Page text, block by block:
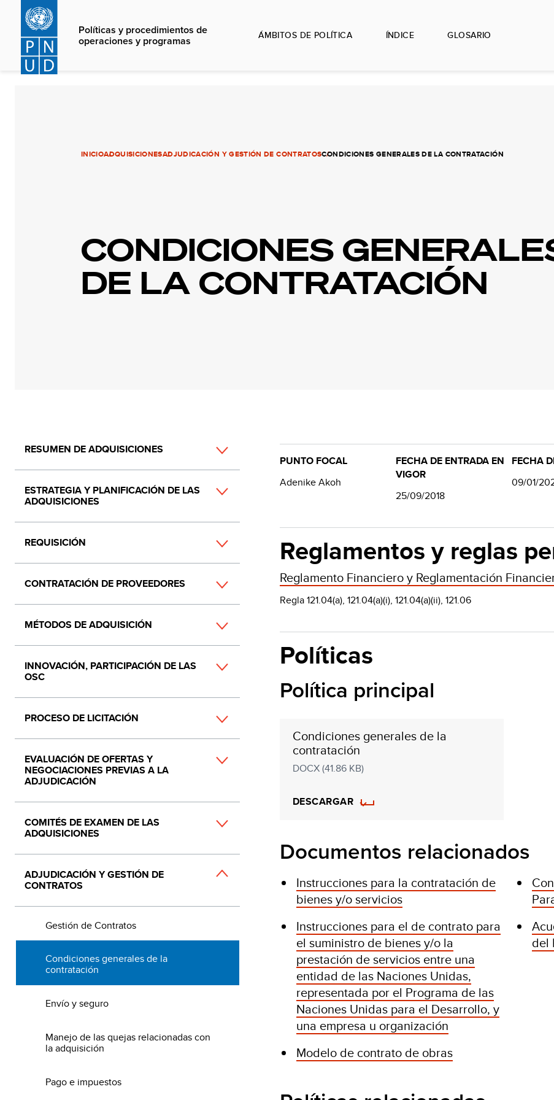
main
content
Políticas y procedimientos de
operaciones y programas
ÁMBITOS DE POLÍTICA ÍNDICE GLOSARIO
INICIOADQUISICIONESADJUDICACIÓN Y GESTIÓN DE CONTRATOSCONDICIONES GENERALES DE LA CONTRATACIÓN
CONDICIONES
DE LA CONTRATACIÓN
Main
navigation
RESUMEN DE ADQUISICIONES
ESTRATEGIA Y PLANIFICACIÓN DE LAS
ADQUISICIONES
REQUISICIÓN
CONTRATACIÓN DE PROVEEDORES
MÉTODOS DE ADQUISICIÓN
INNOVACIÓN, PARTICIPACIÓN DE LAS
OSC
PROCESO DE LICITACIÓN
EVALUACIÓN DE OFERTAS Y
NEGOCIACIONES PREVIAS A LA
ADJUDICACIÓN
COMITÉS DE EXAMEN DE LAS
ADQUISICIONES
ADJUDICACIÓN Y GESTIÓN DE
CONTRATOS
Gestión de Contratos
Condiciones generales de la
contratación
Envío y seguro
Manejo de las quejas relacionadas con
la adquisición
Pago e impuestos
PUNTO FOCAL
Adenike Akoh
FECHA DE ENTRADA EN
VIGOR
25/09/2018
FECHA
09/01/
Reglamentos y reglas
Reglamento Financiero y Reglamentación
Regla 121.04(a), 121.04(a)(i), 121.04(a)(ii), 121.06
Políticas
Política principal
Condiciones generales de la
contratación
DOCX (41.86 KB)
DESCARGAR
Documentos relacionados
Instrucciones para la contratación de
bienes y/o servicios
Instrucciones para el de contrato para
el suministro de bienes y/o la
prestación de servicios entre una
entidad de las Naciones Unidas,
representada por el Programa de las
Naciones Unidas para el Desarrollo, y
una empresa u organización
del
Modelo de contrato de obras